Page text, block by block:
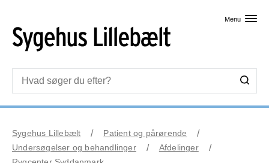
Menu
Sygehus Lillebælt
Patient og pårørende
Undersøgelser og behandlinger
Afdelinger